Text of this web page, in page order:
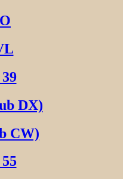
DX)
CW)